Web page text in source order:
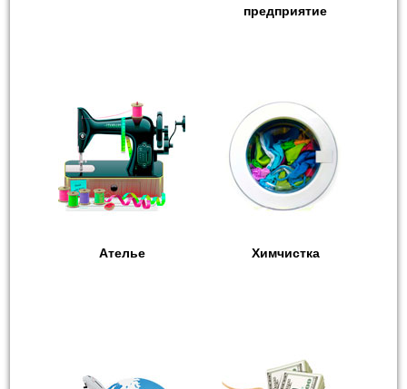
предприятие
Ателье Химчистка